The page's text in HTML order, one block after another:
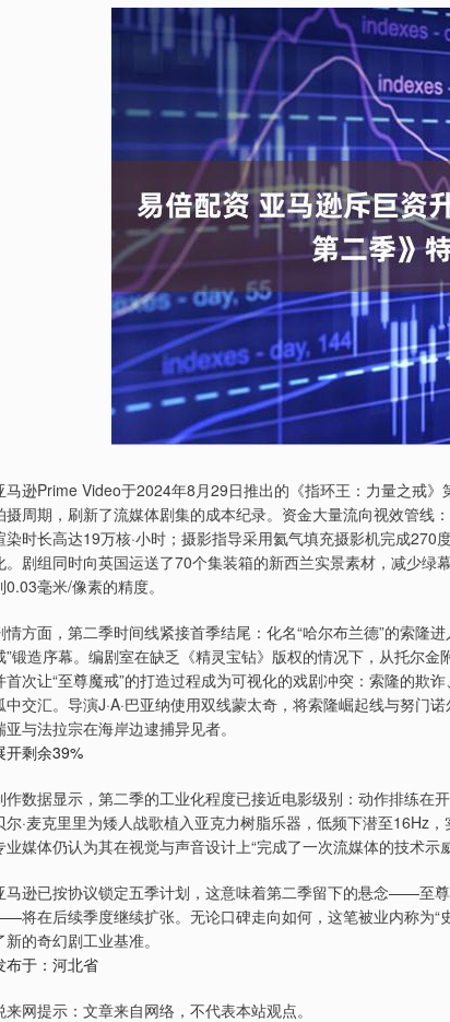
马逊Prime Video于2024年8月29日推出的《指环王：力量之戒
摄周期，刷新了流媒体剧集的成本纪录。资金大量流向视效管线
染时长高达19万核·小时；摄影指导采用氦气填充摄影机完成
。剧组同时向英国运送了70个集装箱的新西兰实景素材，减少
0.03毫米/像素的精度。
情方面，第二季时间线紧接首季结尾：化名“哈尔布兰德”的索隆
”锻造序幕。编剧室在缺乏《精灵宝钻》版权的情况下，从托
首次让“至尊魔戒”的打造过程成为可视化的戏剧冲突：索隆的欺
中交汇。导演J·A·巴亚纳使用双线蒙太奇，将索隆崛起线与努门
亚与法拉宗在海岸边逮捕异见者。
开剩余39%
作数据显示，第二季的工业化程度已接近电影级别：动作排练在
尔·麦克里里为矮人战歌植入亚克力树脂乐器，低频下潜至16Hz
业媒体仍认为其在视觉与声音设计上“完成了一次流媒体的技术示威
马逊已按协议锁定五季计划，这意味着第二季留下的悬念——至
将在后续季度继续扩张。无论口碑走向如何，这笔被业内称为“
新的奇幻剧工业基准。
布于：河北省
来网提示：文章来自网络，不代表本站观点。